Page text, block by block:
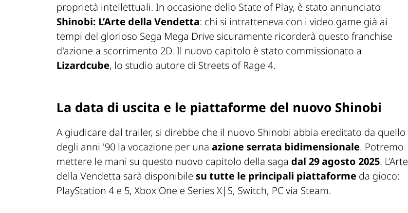
proprietà intellettuali. In occasione dello State of Play, è stato annunciato
Shinobi: L’Arte della Vendetta: chi si intratteneva con i video game già ai
tempi del glorioso Sega Mega Drive sicuramente ricorderà questo franchise
d'azione a scorrimento 2D. Il nuovo capitolo è stato commissionato a
Lizardcube, lo studio autore di Streets of Rage 4.
La data di uscita e le piattaforme del nuovo Shinobi
A giudicare dal trailer, si direbbe che il nuovo Shinobi abbia ereditato da quello
degli anni '90 la vocazione per una azione serrata bidimensionale. Potremo
mettere le mani su questo nuovo capitolo della saga dal 29 agosto 2025. L’Arte
della Vendetta sarà disponibile su tutte le principali piattaforme da gioco:
PlayStation 4 e 5, Xbox One e Series X|S, Switch, PC via Steam.